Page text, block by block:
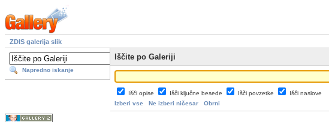
ZDIS galerija slik
Napredno iskanje
Iščite po Galeriji
Išči opise Išči ključne besede Išči povzetke
Išči naslove
Izberi vse
Ne izberi ničesar Obrni